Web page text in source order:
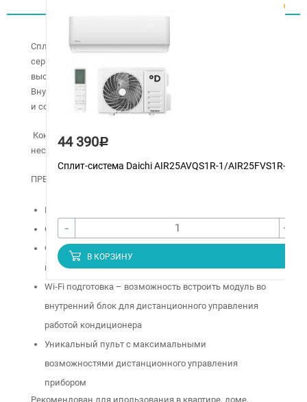
44 390Р
Сплит-система Daichi AIR25AVQS1R-1/AIR25FVS1R-1
- +
В КОРЗИНУ
Сплит-система Hyundai H-ARI20-12H – это новейшая
серия бытовых сплит-систем от Hyundai со встроенным
высокоэффективным инверторным управлением.
Внутренний блок модели отличается компактной формой
и современным эргономичным дизайном.
Кондиционер Hyundai H-ARI20-12H эксплуатируется в
нескольких режимах и отличается низким уровнем шума.
ПРЕИМУЩЕСТВА:
Инверторное управление работой компрессора
Отвод конденсата в две стороны
Функция I FEEL – настройка комфортной температуры
непосредственно в месте нахождения ПДУ
Wi-Fi подготовка – возможность встроить модуль во
внутренний блок для дистанционного управления
работой кондиционера
Уникальный пульт с максимальными
возможностями дистанционного управления
прибором
Рекомендован для ипользования в квартире, доме,